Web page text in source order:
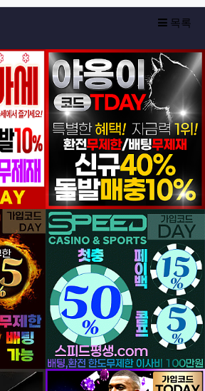
목록
등록일